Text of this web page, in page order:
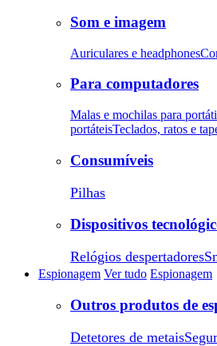
Som e imagem
Auriculares e headphones
Para computadores
Malas e mochilas para
portáteisTeclados, ratos e
Consumíveis
Pilhas
Dispositivos
Relógios despertadores
Espionagem Ver tudo Espionagem
Outros produtos de
Detetores de metais